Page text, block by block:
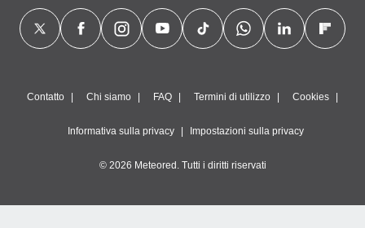
Contatto Chi siamo FAQ Termini di utilizzo Cookies
Informativa sulla privacy Impostazioni sulla privacy
© 2026 Meteored. Tutti i diritti riservati